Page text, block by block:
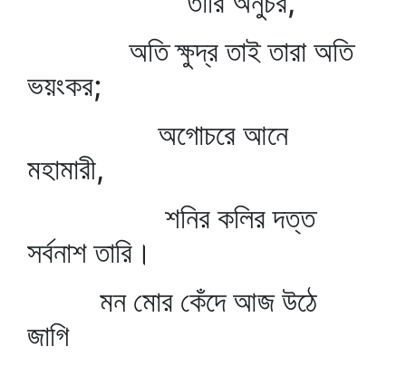
অতি ক্ষুদ্র তাই তারা অতি
ভয়ংকর;
অগোচরে আনে
মহামারী,
শনির কলির দত্ত
সর্বনাশ তারি।
মন মোর কেঁদে আজ উঠে
জাগি